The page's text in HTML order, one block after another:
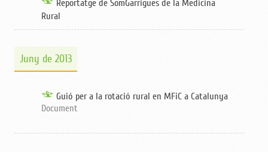
Reportatge de SomGarrigues de la Medicina
Rural
Juny de 2013
Guió per a la rotació rural en MFiC a Catalunya
Document